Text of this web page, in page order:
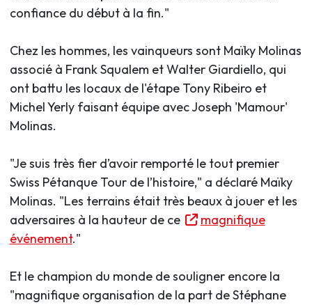
confiance du début à la fin."
Chez les hommes, les vainqueurs sont Maïky Molinas
associé à Frank Squalem et Walter Giardiello, qui
ont battu les locaux de l'étape Tony Ribeiro et
Michel Yerly faisant équipe avec Joseph 'Mamour'
Molinas.
"Je suis très fier d’avoir remporté le tout premier
Swiss Pétanque Tour de l’histoire," a déclaré Maïky
Molinas. "Les terrains était très beaux à jouer et les
adversaires à la hauteur de ce
magnifique
événement."
Et le champion du monde de souligner encore la
"magnifique organisation de la part de Stéphane